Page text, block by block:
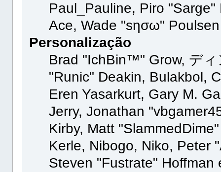
Paul_Pauline, Piro
Ace, Wade "sησω"
Personalização
Brad "IchBin™" Grow, デ
"Runic" Deakin, Bulakbol,
Eren Yasarkurt, Gary M.
Jerry, Jonathan
Kirby, Matt
Kerle, Nibogo, Niko, Peter
Steven "Fustrate" Hoffman